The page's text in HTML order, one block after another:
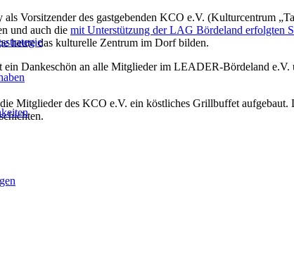
Vorsitzender des gastgebenden KCO e.V. (Kulturcentrum
und auch die mit Unterstützung der LAG Bördeland erfolgten
heute das kulturelle Zentrum im Dorf bilden.
Dankeschön an alle Mitglieder im LEADER-Bördeland
Mitglieder des KCO e.V. ein köstliches Grillbuffet